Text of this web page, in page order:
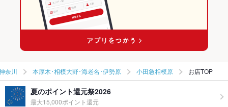
奈川 本厚木･相模大野･海老名･伊勢原 小田急相模原 お店TOP
夏のポイント還元祭2026
最大15,000ポイント還元